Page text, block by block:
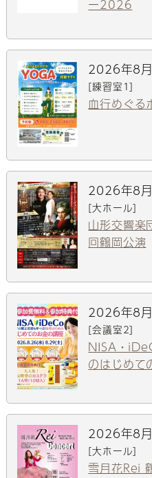
ー2026
2026年8
[練習室1]
血行めぐる
2026年8
[大ホール]
山形交響
回鶴岡公演
2026年8
[会議室2]
NISA・
のはじめて
2026年8
[大ホール]
雪月花Rei